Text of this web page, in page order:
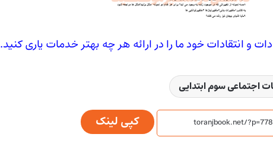
و انتقادات خود ما را در ارائه هر چه بهتر خدمات یاری کنید.
اجتماعی سوم ابتدایی
کپی لینک